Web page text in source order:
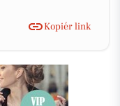
Kopiér link